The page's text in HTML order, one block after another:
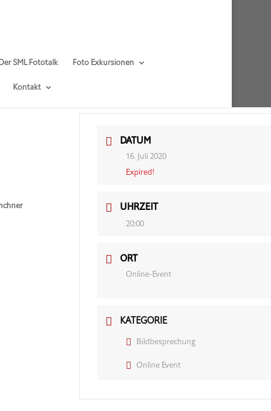
SML Fototalk Foto Exkursionen
Kontakt
DATUM
16. Juli 2020
Expired!
UHRZEIT
20:00
ORT
Online-Event
KATEGORIE
Bildbesprechung
Online Event